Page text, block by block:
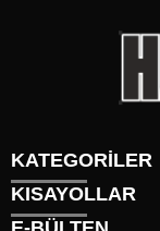
KATEGORİLER
Gündem
KISAYOLLAR